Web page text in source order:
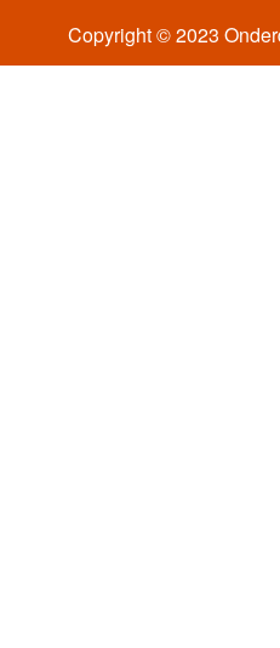
Copyright © 2023